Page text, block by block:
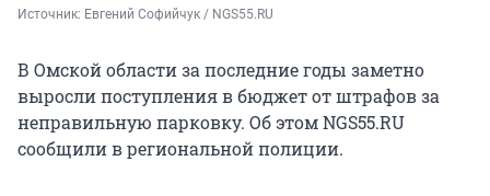
Источник: Евгений Софийчук / NGS55.RU
В Омской области за последние годы заметно
выросли поступления в бюджет от штрафов за
неправильную парковку. Об этом NGS55.RU
сообщили в региональной полиции.